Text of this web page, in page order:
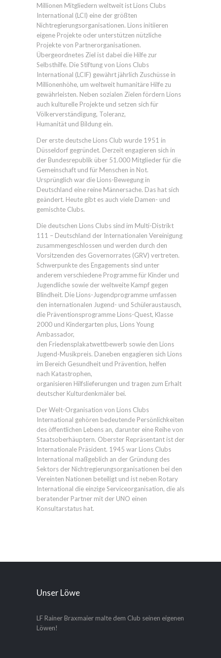
Millionen Mitgliedern weltweit ist Lions Clubs
International (LCI) eine der größten
Nichtregierungsorganisationen. Lions initiieren
eigene Projekte oder unterstützen nützliche
Projekte von Partnerorganisationen.
Übergeordnetes Ziel ist dabei die Hilfe zur
Selbsthilfe. Die Stiftung von Lions Clubs
International (LCIF) gewährt jährlich Zuschüsse in
Millionenhöhe, um weltweit humanitäre Hilfe zu
gewährleisten. Neben sozialen Zielen fördern Lions
auch kulturelle Projekte und setzen sich für
Völkerverständigung, Toleranz,
Humanität und Bildung ein.
Der erste deutsche Lions Club wurde 1951 in
Düsseldorf gegründet. Derzeit engagieren sich in
der Bundesrepublik über 51.000 Mitglieder für die
Gemeinschaft und für Menschen in Not.
Ursprünglich war die Lions-Bewegung in
Deutschland eine reine Männersache. Das hat sich
geändert. Heute gibt es auch viele Damen- und
gemischte Clubs.
Die deutschen Lions Clubs sind im Multi-Distrikt
111 – Deutschland der Internationalen Vereinigung
zusammengeschlossen und werden durch den
Vorsitzenden des Governorrates (GRV) vertreten.
Schwerpunkte des Engagements sind unter
anderem verschiedene Programme für Kinder und
Jugendliche sowie der weltweite Kampf gegen
Blindheit. Die Lions-Jugendprogramme umfassen
den internationalen Jugend- und Schüleraustausch,
die Präventionsprogramme Lions-Quest, Klasse
2000 und Kindergarten plus, Lions Young
Ambassador,
den Friedensplakatwettbewerb sowie den Lions
Jugend-Musikpreis. Daneben engagieren sich Lions
im Bereich Gesundheit und Prävention, helfen
nach Katastrophen,
organisieren Hilfslieferungen und tragen zum Erhalt
deutscher Kulturdenkmäler bei.
Der Welt-Organisation von Lions Clubs
International gehören bedeutende Persönlichkeiten
des öffentlichen Lebens an, darunter eine Reihe von
Staatsoberhäuptern. Oberster Repräsentant ist der
Internationale Präsident. 1945 war Lions Clubs
International maßgeblich an der Gründung des
Sektors der Nichtregierungsorganisationen bei den
Vereinten Nationen beteiligt und ist neben Rotary
International die einzige Serviceorganisation, die als
beratender Partner mit der UNO einen
Konsultarstatus hat.
Unser Löwe
LF Rainer Braxmaier malte dem Club seinen eigenen
Löwen!